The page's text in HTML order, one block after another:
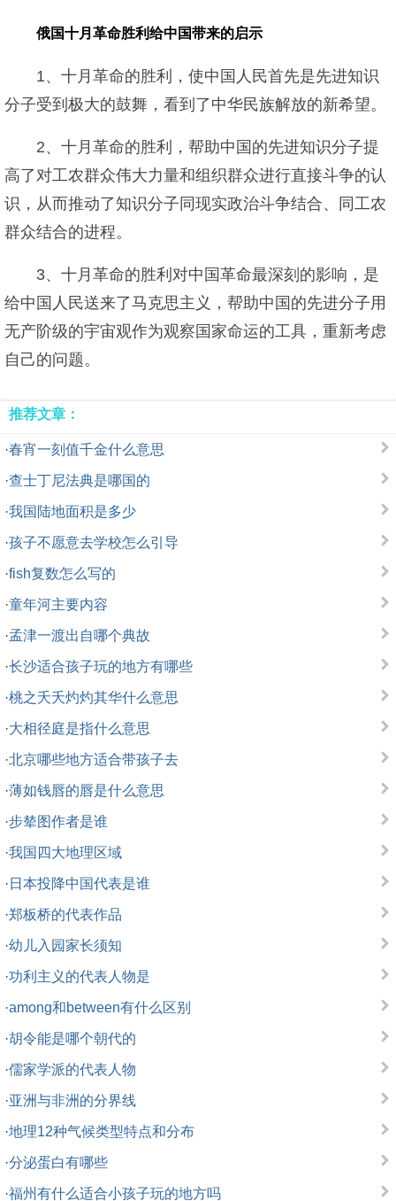
俄国十月革命胜利给中国带来的启示
1、十月革命的胜利，使中国人民首先是先进知识
分子受到极大的鼓舞，看到了中华民族解放的新希望。
2、十月革命的胜利，帮助中国的先进知识分子提
高了对工农群众伟大力量和组织群众进行直接斗争的认
识，从而推动了知识分子同现实政治斗争结合、同工农
群众结合的进程。
3、十月革命的胜利对中国革命最深刻的影响，是
给中国人民送来了马克思主义，帮助中国的先进分子用
无产阶级的宇宙观作为观察国家命运的工具，重新考虑
自己的问题。
推荐文章：
·春宵一刻值千金什么意思
·查士丁尼法典是哪国的
·我国陆地面积是多少
·孩子不愿意去学校怎么引导
·fish复数怎么写的
·童年河主要内容
·孟津一渡出自哪个典故
·长沙适合孩子玩的地方有哪些
·桃之夭夭灼灼其华什么意思
·大相径庭是指什么意思
·北京哪些地方适合带孩子去
·薄如钱唇的唇是什么意思
·步辇图作者是谁
·我国四大地理区域
· 日本投降中国代表是谁
·郑板桥的代表作品
·幼儿入园家长须知
·功利主义的代表人物是
·among和between有什么区别
·胡令能是哪个朝代的
·儒家学派的代表人物
·亚洲与非洲的分界线
·地理12种气候类型特点和分布
·分泌蛋白有哪些
·福州有什么适合小孩子玩的地方吗